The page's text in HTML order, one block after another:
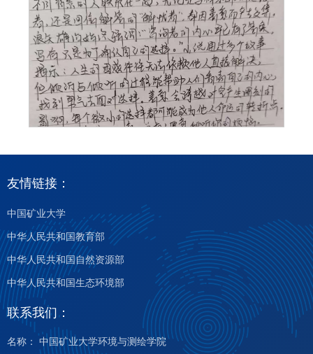
友情链接：
中国矿业大学
中华人民共和国教育部
中华人民共和国自然资源部
中华人民共和国生态环境部
联系我们：
名称： 中国矿业大学环境与测绘学院